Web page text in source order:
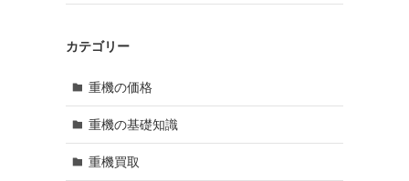
カテゴリー
重機の価格
重機の基礎知識
重機買取